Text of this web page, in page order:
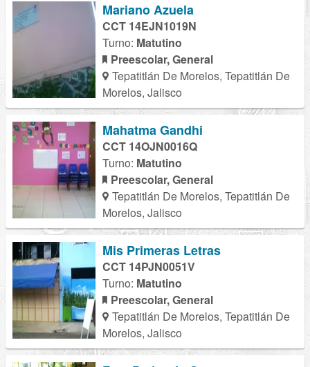
Mariano Azuela
CCT 14EJN1019N
Turno: Matutino
Preescolar, General
Tepatitlán De Morelos, Tepatitlán De
Morelos, Jalisco
Mahatma Gandhi
CCT 14OJN0016Q
Turno: Matutino
Preescolar, General
Tepatitlán De Morelos, Tepatitlán De
Morelos, Jalisco
Mis Primeras Letras
CCT 14PJN0051V
Turno: Matutino
Preescolar, General
Tepatitlán De Morelos, Tepatitlán De
Morelos, Jalisco